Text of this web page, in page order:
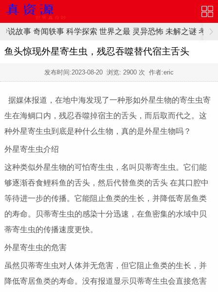
传说故事 奇闻轶事 科学探索 世界之最 灵异恐怖 未解之谜 考古
鱼头惊现外星寄生虫，残忍吞噬替代宿主舌头
发布时间:2023-08-20 浏览: 2900 次 作者:eric
据媒体报道，在地中海发现了一种形如外星生物的寄生虫寄
生在海鲷口内，残忍吞噬掉宿主的舌头，而后取而代之。这
种外星寄生虫到底是种什么生物，真的是外星生物吗？
外星寄生虫介绍
这种类似外星生物的可怕寄生虫，名叫贝蒂寄生虫。它们能
够逐渐吞食鲤科鱼的舌头，然后代替鱼类的舌头 在其口腔中
等待进一步的传播。它能阻止鱼类的生长，并降低寄居鱼类
的寿命。贝蒂寄生虫的感染十分迅速，在鱼密集的水域中贝
蒂寄生虫的传播速度更快。
外星寄生虫的危害
虽然贝蒂寄生虫对人体并无危害，但它阻止鱼类的生长，并
降低寄居鱼类的寿命。没有报道显示贝蒂寄生虫会直接危害